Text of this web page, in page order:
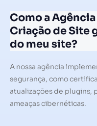
Como a
Criação de Site
do meu site?
A nossa agência
segurança, como
atualizações de plugins,
ameaças cibernéticas.